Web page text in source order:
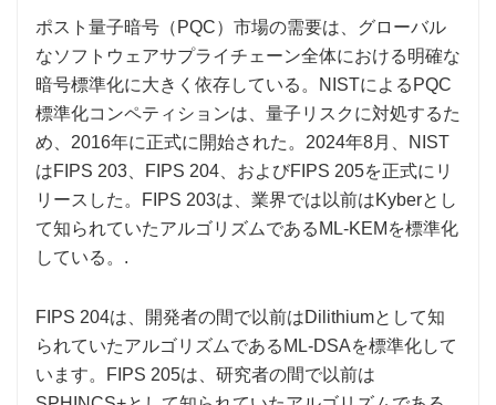
ポスト量子暗号（PQC）市場の需要は、グローバル
なソフトウェアサプライチェーン全体における明確な
暗号標準化に大きく依存している。NISTによるPQC
標準化コンペティションは、量子リスクに対処するた
め、2016年に正式に開始された。2024年8月、NIST
はFIPS 203、FIPS 204、およびFIPS 205を正式にリ
リースした。FIPS 203は、業界では以前はKyberとし
て知られていたアルゴリズムであるML-KEMを標準化
している。.
FIPS 204は、開発者の間で以前はDilithiumとして知
られていたアルゴリズムであるML-DSAを標準化して
います。FIPS 205は、研究者の間で以前は